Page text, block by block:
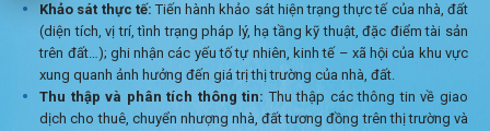
Khảo sát thực tế: Tiến hành khảo sát hiện trạng thực tế của nhà, đất
(diện tích, vị trí, tình trạng pháp lý, hạ tầng kỹ thuật, đặc điểm tài sản
trên đất…); ghi nhận các yếu tố tự nhiên, kinh tế – xã hội của khu vực
xung quanh ảnh hưởng đến giá trị thị trường của nhà, đất.
Thu thập và phân tích thông tin: Thu thập các thông tin về giao
dịch cho thuê, chuyển nhượng nhà, đất tương đồng trên thị trường và